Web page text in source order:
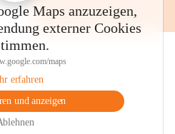
Maps anzuzeigen,
externer Cookies
maps
erfahren
und anzeigen